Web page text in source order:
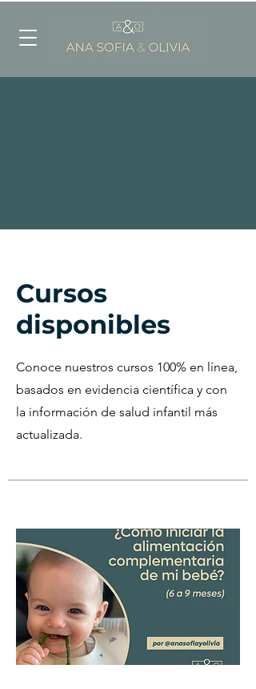
Cursos
disponibles
Conoce nuestros cursos 100% en línea,
basados en evidencia científica y con
la información de salud infantil más
actualizada.